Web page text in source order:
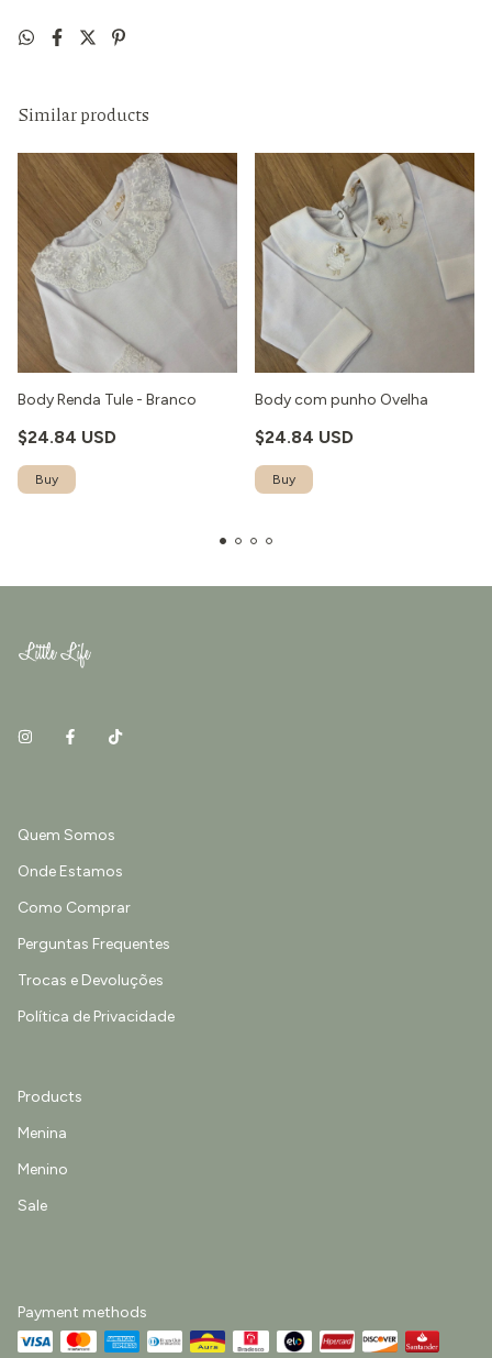
Similar products
Body Renda Tule - Branco
$24.84 USD
Body com punho Ovelha
$24.84 USD
Quem Somos
Onde Estamos
Como Comprar
Perguntas Frequentes
Trocas e Devoluções
Política de Privacidade
Products
Menina
Menino
Sale
Payment methods